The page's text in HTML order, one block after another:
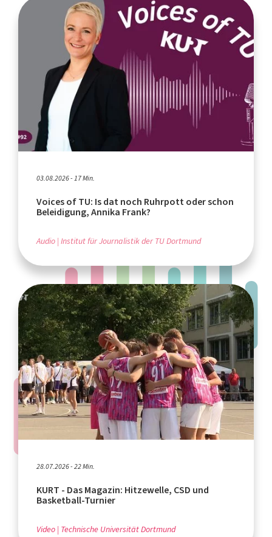
03.08.2026 - 17 Min.
Voices of TU: Is dat noch Ruhrpott oder schon
Beleidigung, Annika Frank?
Audio Institut für Journalistik der TU Dortmund
28.07.2026 - 22 Min.
KURT - Das Magazin: Hitzewelle, CSD und
Basketball-Turnier
Video Technische Universität Dortmund